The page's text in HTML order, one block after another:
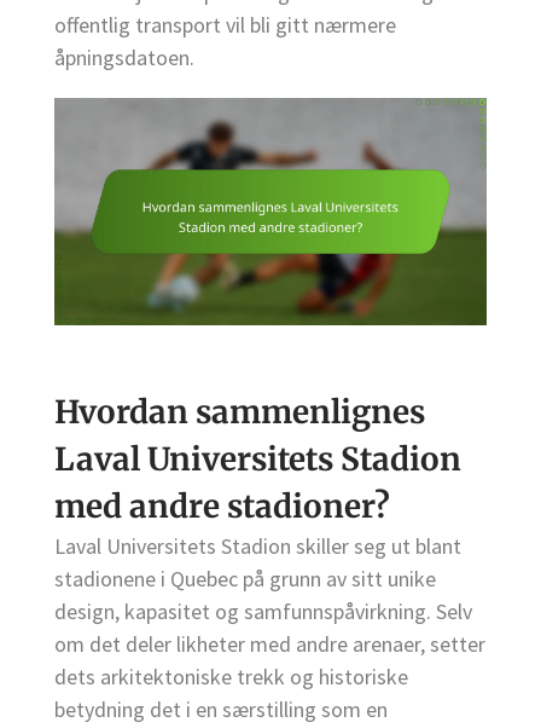
offentlig transport vil bli gitt nærmere
åpningsdatoen.
Hvordan sammenlignes
Laval Universitets Stadion
med andre stadioner?
Laval Universitets Stadion skiller seg ut blant
stadionene i Quebec på grunn av sitt unike
design, kapasitet og samfunnspåvirkning. Selv
om det deler likheter med andre arenaer, setter
dets arkitektoniske trekk og historiske
betydning det i en særstilling som en